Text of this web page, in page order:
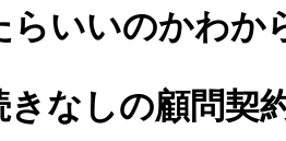
らいいのかわか
きなしの顧問